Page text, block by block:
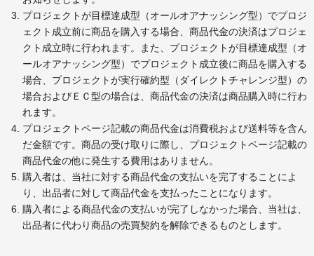
プロジェクトが目標達成型（オールオアナッシング型）でプロジ
ェクト成立前に商品を購入する場合、商品代金の決済はプロジェ
クト成立時に行われます。また、プロジェクトが目標達成型（オ
ールオアナッシング型）でプロジェクト成立後に商品を購入する
場合、プロジェクトが実行確約型（ダイレクトチャレンジ型）の
場合およびＥＣ型の場合は、商品代金の決済は商品購入時に行わ
れます。
プロジェクトページ記載の商品代金は消費税および送料等を含ん
だ金額です。商品の受け取りに際し、プロジェクトページ記載の
商品代金の他に発生する費用はありません。
購入者は、当社に対する商品代金の支払いを完了することによ
り、出品者に対して商品代金を支払ったことになります。
購入者による商品代金の支払いが完了しなかった場合、当社は、
出品者に代わり商品の売買契約を解除できるものとします。